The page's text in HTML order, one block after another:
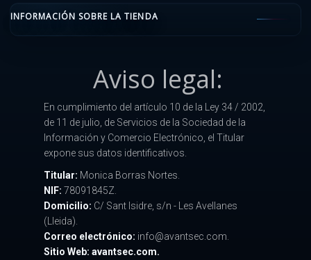
INFORMACIÓN SOBRE LA TIENDA
Aviso legal:
En cumplimiento del artículo 10 de la Ley 34 / 2002,
de 11 de julio, de Servicios de la Sociedad de la
Información y Comercio Electrónico, el Titular
expone sus datos identificativos.
Titular: Monica Borras Nortes.
NIF: 78091845Z.
Domicilio: C/ Sant Isidre, s/n - Les Avellanes
(Lleida).
Correo electrónico: info@avantsec.com.
Sitio Web: avantsec.com.